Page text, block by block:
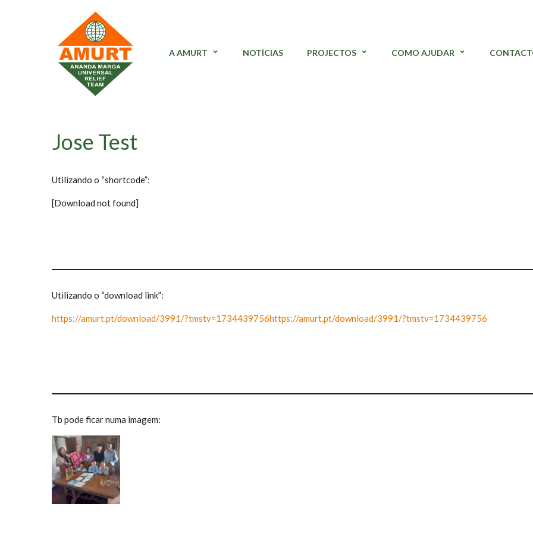
A AMURT NOTÍCIAS PROJECTOS COMO AJUDAR
Jose Test
Utilizando o “shortcode”:
[Download not found]
Utilizando o “download link”:
https://amurt.pt/download/3991/?tmstv=1734439756https://amurt.pt/download/3991/?tmstv=1734439756
Tb pode ficar numa imagem: